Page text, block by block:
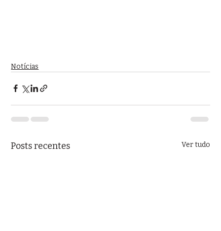
Notícias
Posts recentes Ver tudo